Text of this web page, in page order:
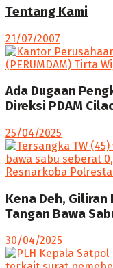
Tentang Kami
21/07/2007
Ada Dugaan
Direksi PDAM
25/04/2025
Kena Deh,
Tangan Bawa
30/04/2025